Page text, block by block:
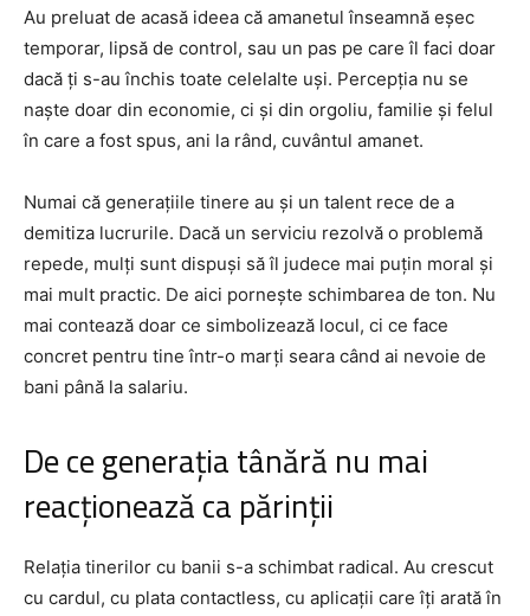
Au preluat de acasă ideea că amanetul înseamnă eșec
temporar, lipsă de control, sau un pas pe care îl faci doar
dacă ți s-au închis toate celelalte uși. Percepția nu se
naște doar din economie, ci și din orgoliu, familie și felul
în care a fost spus, ani la rând, cuvântul amanet.
Numai că generațiile tinere au și un talent rece de a
demitiza lucrurile. Dacă un serviciu rezolvă o problemă
repede, mulți sunt dispuși să îl judece mai puțin moral și
mai mult practic. De aici pornește schimbarea de ton. Nu
mai contează doar ce simbolizează locul, ci ce face
concret pentru tine într-o marți seara când ai nevoie de
bani până la salariu.
De ce generația tânără nu mai
reacționează ca părinții
Relația tinerilor cu banii s-a schimbat radical. Au crescut
cu cardul, cu plata contactless, cu aplicații care îți arată în